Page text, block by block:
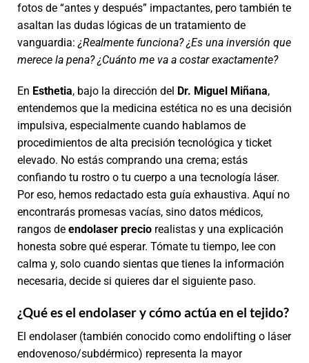
fotos de “antes y después” impactantes, pero también te
asaltan las dudas lógicas de un tratamiento de
vanguardia: ¿Realmente funciona? ¿Es una inversión que
merece la pena? ¿Cuánto me va a costar exactamente?
En Esthetia, bajo la dirección del Dr. Miguel Miñana,
entendemos que la medicina estética no es una decisión
impulsiva, especialmente cuando hablamos de
procedimientos de alta precisión tecnológica y ticket
elevado. No estás comprando una crema; estás
confiando tu rostro o tu cuerpo a una tecnología láser.
Por eso, hemos redactado esta guía exhaustiva. Aquí no
encontrarás promesas vacías, sino datos médicos,
rangos de endolaser precio realistas y una explicación
honesta sobre qué esperar. Tómate tu tiempo, lee con
calma y, solo cuando sientas que tienes la información
necesaria, decide si quieres dar el siguiente paso.
¿Qué es el endolaser y cómo actúa en el tejido?
El endolaser (también conocido como endolifting o láser
endovenoso/subdérmico) representa la mayor